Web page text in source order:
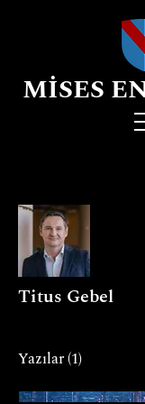
MİSES
Titus Gebel
Yazılar(1)